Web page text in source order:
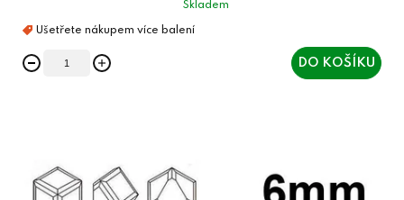
Skladem
DO KOŠÍKU